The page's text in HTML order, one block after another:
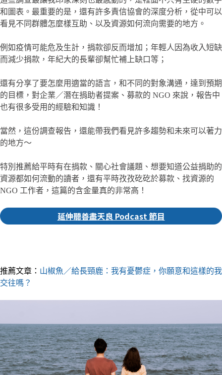
和圖表。最重要的是，還有許多責信協會的深度分析，從中可以
看見不同群體怎麼樣互助、以及資源如何流向需要的地方。
例如疫情可能危及生計，捐款卻反而增加；年輕人因為收入短缺
而減少捐款，年紀大的長輩卻幫忙補上缺口等；
還有分享了要怎麼用適當的語言，和不同的對象溝通，達到預期
的目標，對企業／潛在捐助者提案、募款的 NGO 來說，報告中
也有很多受用的經驗和知識！
當然，這份調查報告，還能帶我們看見許多趨勢和未來可以著力
的地方～
特別推薦給平時有在捐款、關心社會議題、想要知道公益捐助的
資源都如何流動的讀者，還有平時孜孜矻矻於募款、找資源的
NGO 工作者，這篇的含金量真的非常高！
延伸聽善盡天良 Podcast 節目
推薦文章： 山椒魚／給長頸鹿：我有憂鬱症，你願意和這樣的我
交往嗎？